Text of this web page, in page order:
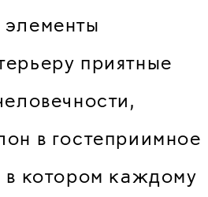
приятные
в гостеприимное
в котором каждому